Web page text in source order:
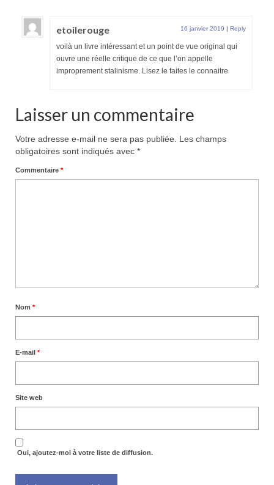
etoilerouge 16 janvier 2019 | Reply
voilà un livre intéressant et un point de vue original qui
ouvre une réelle critique de ce que l’on appelle
improprement stalinisme. Lisez le faites le connaitre
Laisser un commentaire
Votre adresse e-mail ne sera pas publiée.
Les champs
obligatoires sont indiqués avec *
Commentaire *
Nom *
E-mail *
Site web
Oui, ajoutez-moi à votre liste de diffusion.